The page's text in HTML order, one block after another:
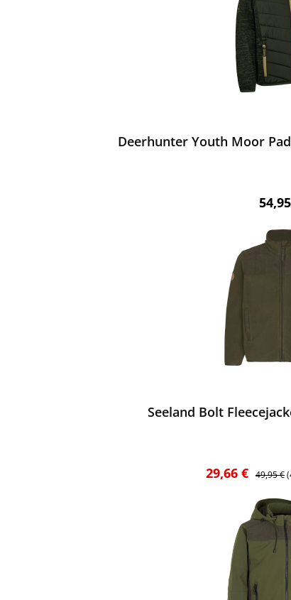
Deerhunter Youth Moor
Seeland Bolt
Verkaufspreis:
29,66 € 49,95 €